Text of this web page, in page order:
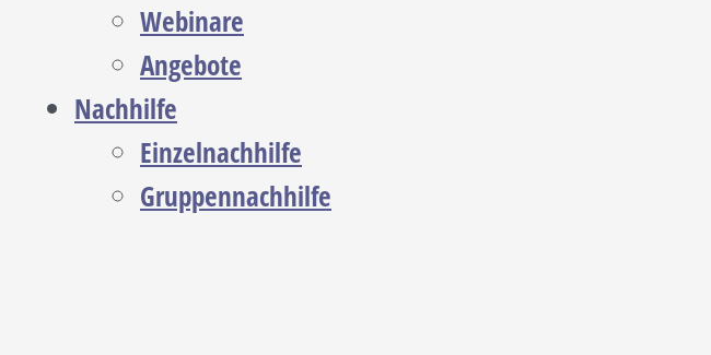
Webinare
Angebote
Nachhilfe
Einzelnachhilfe
Gruppennachhilfe